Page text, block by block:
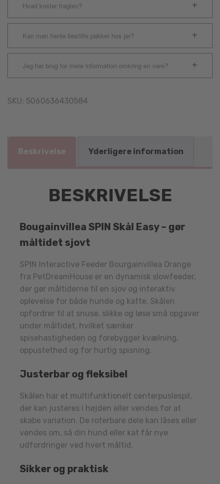
Hvad koster fragten?
Kan man hente bestilte pakker hos jer?
Jeg har brug for mere information omkring en vare?
SKU: 5060636430584
Beskrivelse Yderligere information
BESKRIVELSE
Bougainvillea SPIN Skål Easy – gør
måltidet sjovt
SPIN Interactive Feeder Bourgainvillea Orange
fra PetDreamHouse er en dynamisk slowfeeder,
der gør måltiderne til en sjov og interaktiv
oplevelse for både hunde og katte. Skålen
opfordrer til at snuse, slikke og løse små opgaver
under måltidet, hvilket sænker
spisehastigheden og forebygger kvælning,
oppustethed og for hurtig spisning.
Justerbar og fleksibel
Skålen har et multifunktionelt centerpuslespil,
der kan justeres i højden eller vendes for at
skabe variation. De roterbare dele kan låses eller
vendes om, så din hund eller kat får nye
udfordringer ved hvert måltid.
Sikker og praktisk